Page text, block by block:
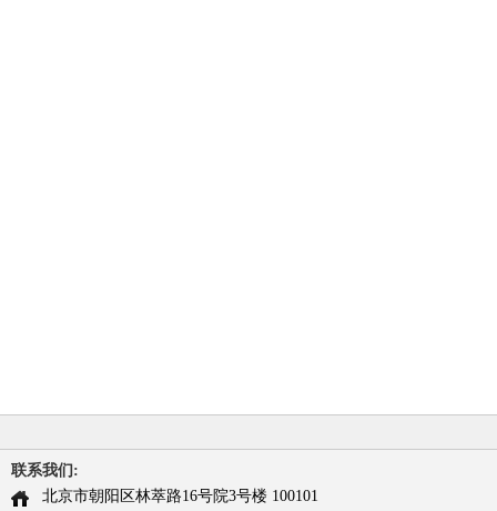
联系我们:
北京市朝阳区林萃路16号院3号楼 100101